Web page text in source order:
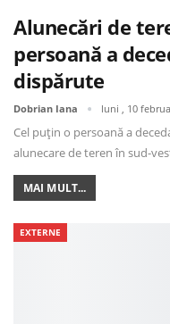
Alunecări de
persoană a
dispărute
Dobrian Iana luni , 10
Cel puțin o persoană a
alunecare de teren în sud-
MAI MULT...
EXTERNE